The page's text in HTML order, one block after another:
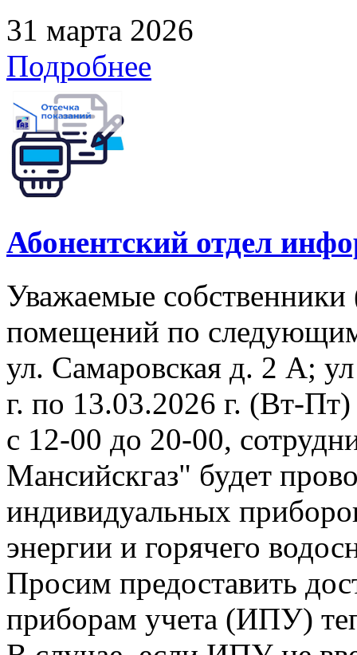
31 марта 2026
Подробнее
Абонентский отдел
Уважаемые
помещений по
ул. Самаровская д. 2 А;
г. по 13.03.2026 г. (Вт-Пт)
с 12-00 до 20-00,
Мансийскгаз" будет
индивидуальных
энергии и горячего
Просим предоставить
приборам учета (ИПУ)